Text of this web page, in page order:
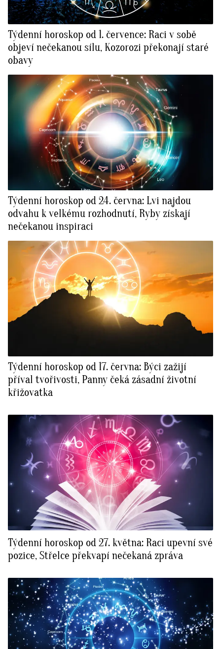
Týdenní horoskop od 1. července: Raci v sobě
objeví nečekanou sílu, Kozorozi překonají staré
obavy
Týdenní horoskop od 24. června: Lvi najdou
odvahu k velkému rozhodnutí, Ryby získají
nečekanou inspiraci
Týdenní horoskop od 17. června: Býci zažijí
příval tvořivosti, Panny čeká zásadní životní
křižovatka
Týdenní horoskop od 27. května: Raci upevní své
pozice, Střelce překvapí nečekaná zpráva